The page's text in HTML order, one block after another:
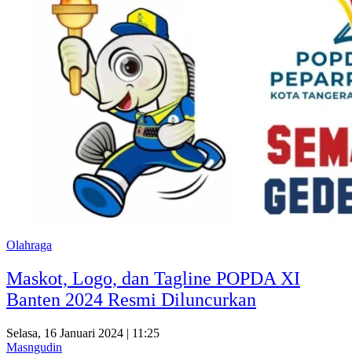
Olahraga
Maskot, Logo, dan Tagline POPDA XI
Banten 2024 Resmi Diluncurkan
Selasa, 16 Januari 2024 | 11:25
Masngudin